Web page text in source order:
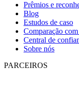
Prêmios e
Blog
Estudos de caso
Comparação
Central de
Sobre nós
PARCEIROS